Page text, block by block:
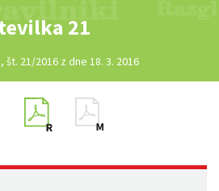
21
št. 21/2016 z dne 18. 3. 2016